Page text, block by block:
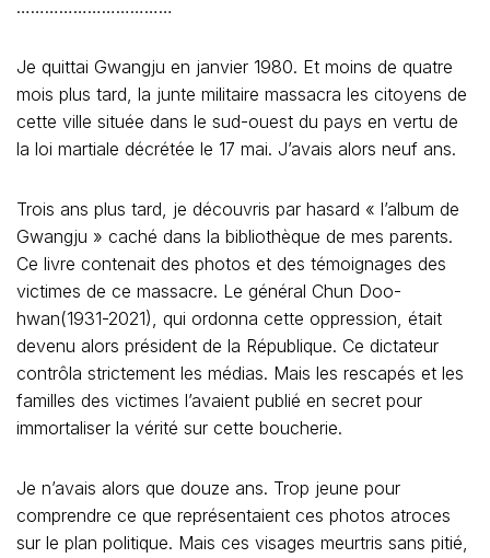
……………………………
Je quittai Gwangju en janvier 1980. Et moins de quatre
mois plus tard, la junte militaire massacra les citoyens de
cette ville située dans le sud-ouest du pays en vertu de
la loi martiale décrétée le 17 mai. J’avais alors neuf ans.
Trois ans plus tard, je découvris par hasard « l’album de
Gwangju » caché dans la bibliothèque de mes parents.
Ce livre contenait des photos et des témoignages des
victimes de ce massacre. Le général Chun Doo-
hwan(1931-2021), qui ordonna cette oppression, était
devenu alors président de la République. Ce dictateur
contrôla strictement les médias. Mais les rescapés et les
familles des victimes l’avaient publié en secret pour
immortaliser la vérité sur cette boucherie.
Je n’avais alors que douze ans. Trop jeune pour
comprendre ce que représentaient ces photos atroces
sur le plan politique. Mais ces visages meurtris sans pitié,